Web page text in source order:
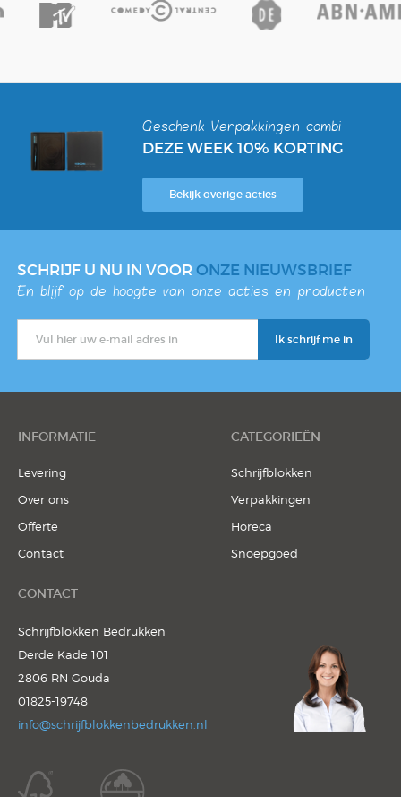
Geschenk Verpakkingen combi
DEZE WEEK 10% KORTING
Bekijk overige acties
SCHRIJF U NU IN VOOR ONZE NIEUWSBRIEF
En blijf op de hoogte van onze acties en producten
INFORMATIE
Levering
Over ons
Offerte
Contact
CATEGORIEËN
Schrijfblokken
Verpakkingen
Horeca
Snoepgoed
CONTACT
Schrijfblokken Bedrukken
Derde Kade 101
2806 RN Gouda
01825-19748
info@schrijfblokkenbedrukken.nl